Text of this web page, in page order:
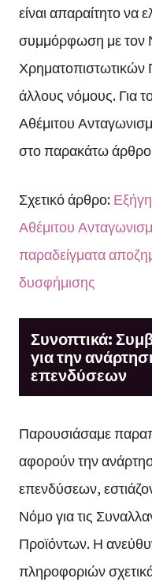
είναι απαραίτητο να
συμμόρφωση με τον
Χρηματοπιστωτικών
άλλους νόμους. Για
Αθέμιτου
στο παρακάτω άρθρο
Σχετικό άρθρο:
Αθέμιτου
παραδείγματα
δυσφήμισης
Συνοπτικά:
για την
επενδύσεων
Παρουσιάσαμε
αφορούν την
επενδύσεων,
Νόμο για τις
Προϊόντων. Η
πληροφοριών